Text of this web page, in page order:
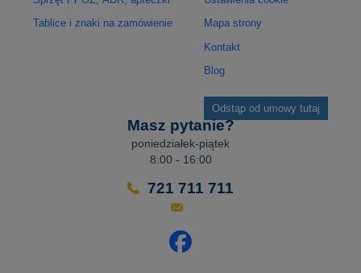
Tablice i znaki na zamówienie
Mapa strony
Kontakt
Blog
Odstąp od umowy tutaj
Masz pytanie?
poniedziałek-piątek
8:00 - 16:00
721 711 711
Odwiedź nasz profil na